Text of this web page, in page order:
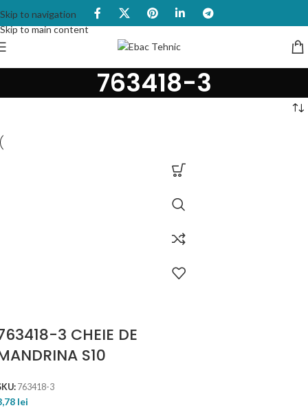
Skip to navigation
Skip to main content
763418-3
3 CHEIE DE
S10
763418-3
lei